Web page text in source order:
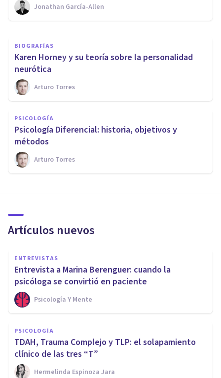
Jonathan García-Allen
Arturo Torres
BIOGRAFÍAS
Karen Horney y su teoría sobre la personalidad
neurótica
Arturo Torres
PSICOLOGÍA
Psicología Diferencial: historia, objetivos y
métodos
Arturo Torres
Artículos nuevos
ENTREVISTAS
Entrevista a Marina Berenguer: cuando la
psicóloga se convirtió en paciente
Psicología Y Mente
PSICOLOGÍA
TDAH, Trauma Complejo y TLP: el solapamiento
clínico de las tres “T”
Hermelinda Espinoza Jara